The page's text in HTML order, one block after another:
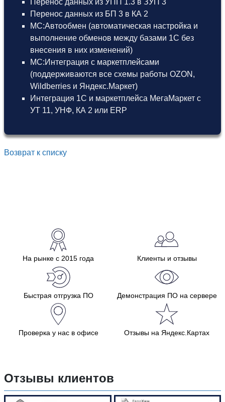
Перенос данных из УПП 1.3 в ЗУП 3
Перенос данных из БП 3 в КА 2
МС:Автообмен (автоматическая настройка и
выполнение обменов между базами 1С без
внесения в них изменений)
МС:Интеграция с маркетплейсами
(поддерживаются все схемы работы OZON,
Wildberries и Яндекс.Маркет)
Интеграция 1С и маркетплейса МегаМаркет с
УТ 11, УНФ, КА 2 или ERP
Возврат к списку
На рынке с 2015 года Клиенты и отзывы
Быстрая отгрузка ПО Демонстрация ПО на сервере
Проверка у нас в офисе Отзывы на Яндекс.Картах
Отзывы клиентов